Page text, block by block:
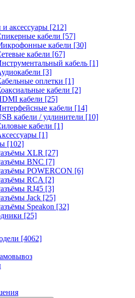
и аксессуары [212]
кабели [57]
кабели [30]
кабели [67]
кабель [1]
[3]
оплетки [1]
кабели [2]
кабели [25]
кабели [14]
кабели / удлинители [10]
кабели [1]
[1]
[102]
XLR [27]
BNC [7]
POWERCON [6]
RCA [2]
RJ45 [3]
Jack [25]
Speakon [32]
[25]
[4062]